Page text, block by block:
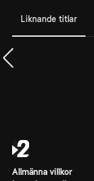
Liknande titlar
Allmänna villkor